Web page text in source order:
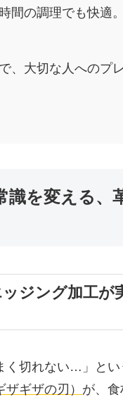
間の調理でも快適
、大切な人へのプ
識を変える
ジング加工が
切れない…」とい
ギザの刃） が、